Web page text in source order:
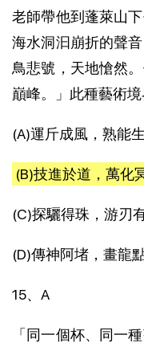
老師帶他到蓬萊山
海水洞汩崩折的聲
鳥悲號，天地愴然
巔峰。」此種藝術
(A)運斤成風，熟能
(B)技進於道，萬化
(C)探驪得珠，游刃
(D)傳神阿堵，畫龍
15、A
「同一個杯、同一